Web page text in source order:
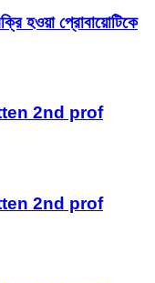
হওয়া প্রোবায়োটিকে
2nd prof
2nd prof